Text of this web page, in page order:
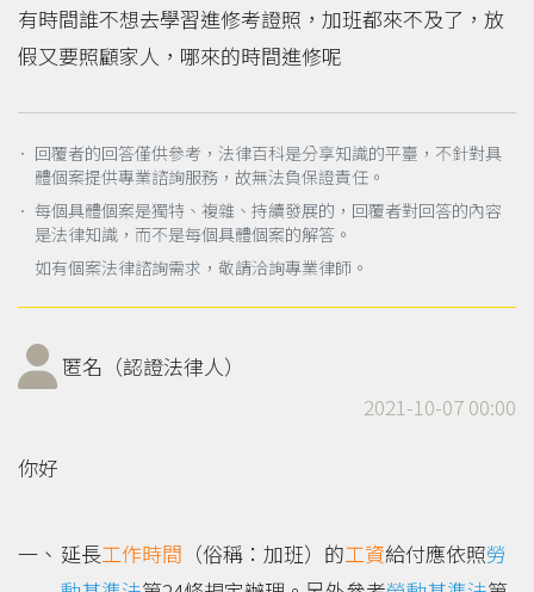
有時間誰不想去學習進修考證照，加班都來不及了，放
假又要照顧家人，哪來的時間進修呢
． 回覆者的回答僅供參考，法律百科是分享知識的平臺，不針對具
體個案提供專業諮詢服務，故無法負保證責任。
． 每個具體個案是獨特、複雜、持續發展的，回覆者對回答的內容
是法律知識，而不是每個具體個案的解答。
如有個案法律諮詢需求，敬請洽詢專業律師。
匿名（認證法律人）
2021-10-07 00:00
你好
延長工作時間 （俗稱：加班）的工資給付應依照勞